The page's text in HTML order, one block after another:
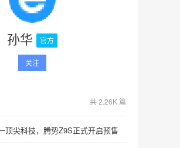
孙华 官方
关注
共 2.26K 篇
顶尖科技，腾势Z9S正式开启预售